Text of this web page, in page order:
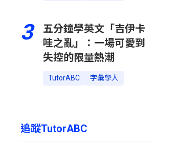
3
五分鐘學英文「吉伊卡
哇之亂」：一場可愛到
失控的限量熱潮
TutorABC 字彙學人
追蹤TutorABC